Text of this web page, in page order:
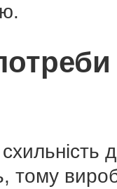
тому